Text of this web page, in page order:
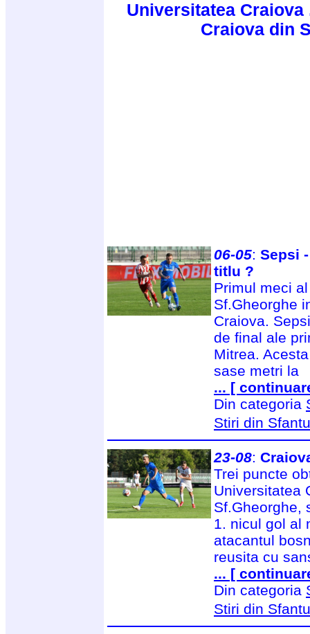
Universitatea
Craiova din
06-05: Sepsi
titlu ?
Primul meci
Sf.Gheorghe
Craiova.
de final ale
Mitrea.
sase metri la
... [
Din categoria
Stiri din
23-08:
Trei puncte
Universitatea
Sf.Gheorghe,
1. nicul gol al
atacantul
reusita cu
... [
Din categoria
Stiri din